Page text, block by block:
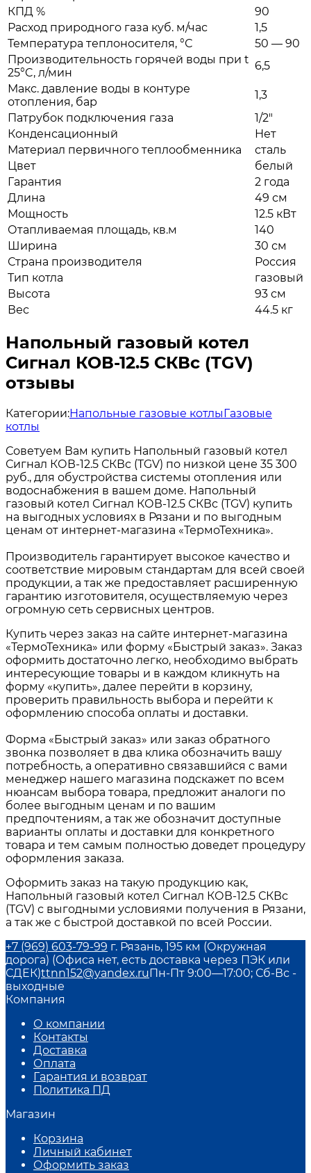
КПД %
90
Расход природного газа куб. м/час
1,5
Температура теплоносителя, °С
50 — 90
Производительность горячей воды при t
25°C, л/мин
6,5
Макс. давление воды в контуре
отопления, бар
1,3
Патрубок подключения газа
1/2"
Конденсационный
Нет
Материал первичного теплообменника
сталь
Цвет
белый
Гарантия
2 года
Длина
49 см
Мощность
12.5 кВт
Отапливаемая площадь, кв.м
140
Ширина
30 см
Страна производителя
Россия
Тип котла
газовый
Высота
93 см
Вес
44.5 кг
Напольный газовый котел
Сигнал КОВ-12.5 СКВс (TGV)
отзывы
Категории:Напольные газовые котлыГазовые
котлы
Советуем Вам купить Напольный газовый котел
Сигнал КОВ-12.5 СКВс (TGV) по низкой цене 35 300
руб., для обустройства системы отопления или
водоснабжения в вашем доме. Напольный
газовый котел Сигнал КОВ-12.5 СКВс (TGV) купить
на выгодных условиях в Рязани и по выгодным
ценам от интернет-магазина «ТермоТехника».
Производитель гарантирует высокое качество и
соответствие мировым стандартам для всей своей
продукции, а так же предоставляет расширенную
гарантию изготовителя, осуществляемую через
огромную сеть сервисных центров.
Купить через заказ на сайте интернет-магазина
«ТермоТехника» или форму «Быстрый заказ». Заказ
оформить достаточно легко, необходимо выбрать
интересующие товары и в каждом кликнуть на
форму «купить», далее перейти в корзину,
проверить правильность выбора и перейти к
оформлению способа оплаты и доставки.
Форма «Быстрый заказ» или заказ обратного
звонка позволяет в два клика обозначить вашу
потребность, а оперативно связавшийся с вами
менеджер нашего магазина подскажет по всем
нюансам выбора товара, предложит аналоги по
более выгодным ценам и по вашим
предпочтениям, а так же обозначит доступные
варианты оплаты и доставки для конкретного
товара и тем самым полностью доведет процедуру
оформления заказа.
Оформить заказ на такую продукцию как,
Напольный газовый котел Сигнал КОВ-12.5 СКВс
(TGV) с выгодными условиями получения в Рязани,
а так же с быстрой доставкой по всей России.
+7 (969) 603-79-99 г. Рязань, 195 км (Окружная
дорога) (Офиса нет, есть доставка через ПЭК или
СДЕК)ttnn152@yandex.ruПн-Пт 9:00—17:00; Сб-Вс -
выходные
Компания
О компании
Контакты
Доставка
Оплата
Гарантия и возврат
Политика ПД
Магазин
Корзина
Личный кабинет
Оформить заказ